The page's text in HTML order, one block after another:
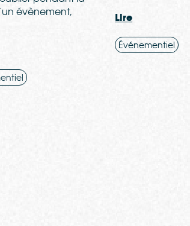
évènement,
Lire
Événementiel